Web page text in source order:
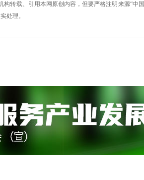
转载、引用本网原创内容，但要严格注明来源“中
处理。